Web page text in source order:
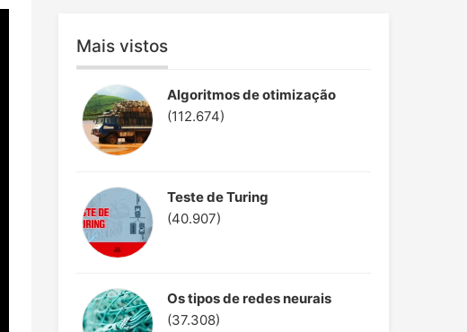
Mais vistos
Algoritmos de otimização
(112.674)
Teste de Turing
(40.907)
Os tipos de redes neurais
(37.308)